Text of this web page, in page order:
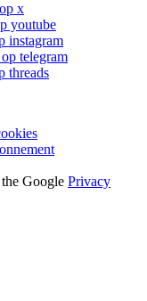
x
youtube
instagram
telegram
threads
Google Privacy